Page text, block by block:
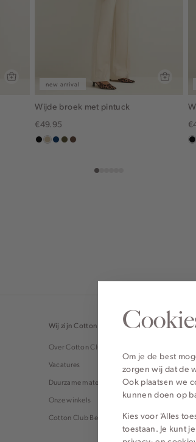
new arrival
Wijde broek met pintuck
€49.95
zwart
lichtzand
donkerblauw
groen,
donkerbruin
Wij zijn Cotton Club
Over Cotton Club
Vacatures
Duurzame materialen
Onze winkels
Cotton Club België
Om je de best
zorgen wij dat de
Ook plaatsen we
kunnen doen op
Kies voor 'Alles
toestaan. Je kunt